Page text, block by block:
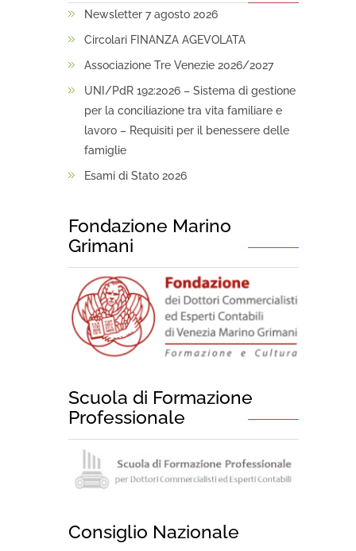
Newsletter 7 agosto 2026
Circolari FINANZA AGEVOLATA
Associazione Tre Venezie 2026/2027
UNI/PdR 192:2026 – Sistema di gestione
per la conciliazione tra vita familiare e
lavoro – Requisiti per il benessere delle
famiglie
Esami di Stato 2026
Fondazione Marino
Grimani
Scuola di Formazione
Professionale
Consiglio Nazionale